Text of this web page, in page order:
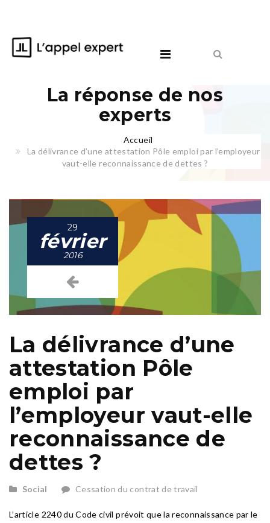
La réponse de nos
experts
Accueil
La délivrance d’une attestation Pôle emploi par l’employeur
vaut-elle reconnaissance de dettes ?
29
février
2016
La délivrance d’une
attestation Pôle
emploi par
l’employeur vaut-elle
reconnaissance de
dettes ?
Social Cessation du contrat de travail
L’article 2240 du Code civil prévoit que la reconnaissance par le